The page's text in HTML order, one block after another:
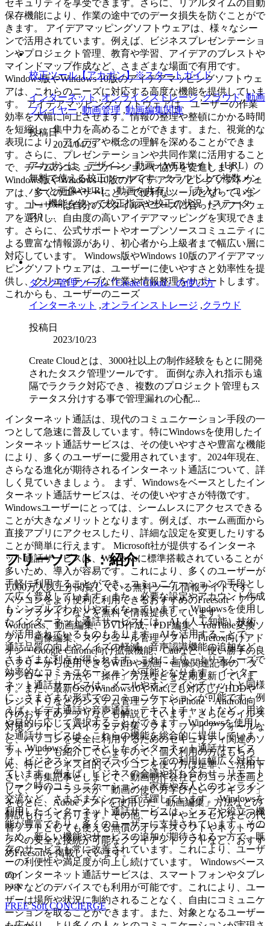
セキュリティを享受できます。さらに、リアルタイムの自動
保存機能により、作業の途中でのデータ損失を防ぐことがで
きます。 アイデアマッピングソフトウェアは、様々なシー
ンで活用されています。例えば、ビジネスプレゼンテーショ
ンやプロジェクト管理、教育や学習、アイデアのブレストや
マインドマップ作成など、さまざまな場面で有用です。
Windows版やWindows 10版のアイデアマッピングソフトウェ
アは、これらのニーズに対応する高度な機能を提供していま
す。 アイデアマッピングソフトウェアは、ユーザーの作業
効率を大幅に向上させます。情報の整理や整頓にかかる時間
を短縮し、集中力を高めることができます。また、視覚的な
表現により、アイデアや概念の理解を深めることができま
す。さらに、プレゼンテーションや共同作業に活用すること
で、チームのコミュニケーションや協力を促進します。
Windows版やWindows 10版のアイデアマッピングソフトウェ
アは、多くのユーザーにとって便利なツールとなっていま
す。ユーザーは自分のスタイルやニーズに合ったソフトウェ
アを選択し、自由度の高いアイデアマッピングを実現できま
す。さらに、公式サポートやオープンソースコミュニティに
よる豊富な情報源があり、初心者から上級者まで幅広い層に
対応しています。 Windows版やWindows 10版のアイデアマッ
ピングソフトウェアは、ユーザーに使いやすさと効率性を提
供し、クリエイティブな作業や情報整理をサポートします。
これからも、ユーザーのニーズ
インターネット通話は、現代のコミュニケーション手段の一
つとして急速に普及しています。特にWindowsを使用したイ
ンターネット通話サービスは、その使いやすさや豊富な機能
により、多くのユーザーに愛用されています。2024年現在、
さらなる進化が期待されるインターネット通話について、詳
しく見ていきましょう。 まず、Windowsをベースとしたイン
ターネット通話サービスは、その使いやすさが特徴です。
Windowsユーザーにとっては、シームレスにアクセスできる
ことが大きなメリットとなります。例えば、ホーム画面から
直接アプリにアクセスしたり、詳細な設定を変更したりする
ことが簡単に行えます。 Microsoft社が提供するインターネ
ット通話サービスは、Windowsに標準搭載されていることが
多いため、導入が容易です。これにより、多くのユーザーが
手軽に利用することができ、コミュニケーションの手段とし
て広く普及しています。また、必要な設定やアカウント作成
もシンプルでわかりやすくなっています。 Windowsを使用し
たインターネット通話サービスには、AI（人工知能）技術
が活用されているものもあります。AIを活用することで、
通話品質の向上やノイズの軽減、音声認識機能の追加など、
さまざまな利点が得られます。これにより、よりスムーズで
効率的なコミュニケーションが可能となります。 インター
ネット通話サービスは、メールやオンラインチャットと同様
に、さまざまな形式でのコミュニケーションが可能です。例
えば、ビデオ通話や音声通話、テキストチャットなど、用途
や目的に応じて選択することができます。Windowsを使用し
た通話サービスは、これらの機能を総合的に提供していま
す。 Windowsをベースとしたインターネット通話サービス
は、ビジネスシーンやプライベートでの利用に幅広く対応し
ています。例えば、ビジネスの会議や打ち合わせ、リモート
ワーク時のコミュニケーション、家族や友人とのオンライン
交流など、さまざまなシーンで活躍しています。 Windowsを
利用したインターネット通話サービスは、シェアや役立つ機
能が豊富であり、多くのユーザーに支持されています。その
ため、新しい機能やサービスの追加が期待される一方で、既
存のサービスも常に改善されています。これにより、ユーザ
ーの利便性や満足度が向上し続けています。 Windowsベース
のインターネット通話サービスは、スマートフォンやタブレ
ットなどのデバイスでも利用が可能です。これにより、ユー
ザーは場所や状況に制約されることなく、自由にコミュニケ
ーションを取ることができます。また、対象となるユーザー
校正ツール【アカポン】※スタートガイド
インターネット ,オンラインストレージ ,クラウド,動画
プレイヤー,動画管理 ,動画編集関連
投稿日
2024/04/25
アカポンは、デザイン・動画・WEBサイト（URL）の
無料で使える校正ツールです。クラウド上で複数メン
バーと画像やURL、動画を共有し、『赤入れ・コメン
ト』機能を使って校正指示や校正の状況（ステータ
ス）...
タスク管理ツール『Create Cloud』の使い方
インターネット ,オンラインストレージ ,クラウド
投稿日
2023/10/23
Create Cloudとは、3000社以上の制作経験をもとに開発
されたタスク管理ツールです。 面倒な赤入れ指示も遠
隔でラクラク対応でき、複数のプロジェクト管理もス
テータス分けする事で管理漏れの心配...
フリーソフト：紹介
1,000万人以上が閲覧している無料ツール情報サイトです。
パソコンをより便利に利用できるおすすめのFreesoft・アプ
リ・プラグインなどを無料で情報提供しています。
Wordpress、動画編集、DVD作成、PDF編集、YouTube変換ソ
フト、画像編集、スケジュール管理ソフト、Firefox向けアド
オン・Google Chrome向け拡張機能、Cadなど、使い勝手の良
いフリーから使用できるWEBや動画・画像関連記事の「ダ
ウンロード」方法や「操作」方法などを定期更新していま
す。また、最新OSのWindows10やMacにも対応したHDDや
レジストリなどのシステム管理ソフトやiPhone・Android向
けのおすすめアプリなども解説しています。さらにウイルス
対策ソフト、スパイウェア対策ソフト、ファイアフォールな
ど、パソコンを安全に利用するためのセキュリティ関連のソ
フトウェアも紹介していますので、個人利用の方はもちろ
ん、特にビジネス目的でパソコンを使う方は是非、ご活用下
さい。特集記事としまして、動画制作会社とのコラボ企画と
して、フリーランスが「動画の使い方学びたいランキング」
をもとに、Adobeソフトを使用した「動画編集」方法などの
解説も行っております。その他、ワードやエクセルなどの代
替ソフトとしても使える無償のオフィスソフトやネットワー
クへの安全な接続が可能なクライアントソフトなど、おすす
めFreesoftを掲載しています。
top
page
FREE Soft CONCIERGE